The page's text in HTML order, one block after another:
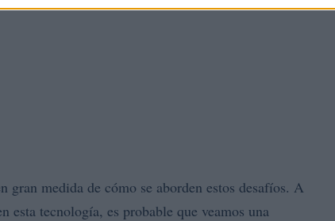
gran medida de cómo se aborden estos desafíos. A
esta tecnología, es probable que veamos una